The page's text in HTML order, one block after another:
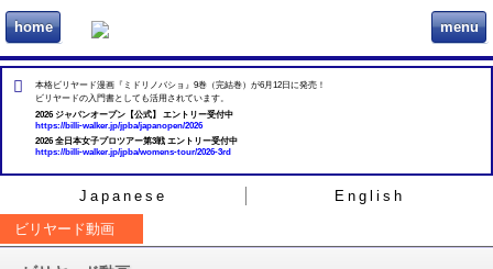
home ビリヲカ menu
本格ビリヤード漫画『ミドリノバショ』9巻（完結巻）が6月12日に発売！
ビリヤードの入門書としても活用されています。
2026 ジャパンオープン【公式】 エントリー受付中
https://billi-walker.jp/jpba/japanopen/2026
2026 全日本女子プロツアー第3戦 エントリー受付中
https://billi-walker.jp/jpba/womens-tour/2026-3rd
Japanese
English
ビリヤード動画